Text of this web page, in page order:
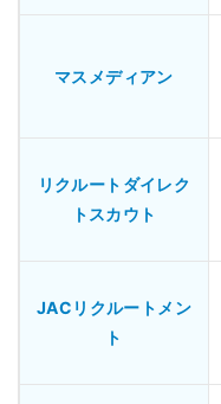
マスメディアン
リクルートダイレク
トスカウト
JACリクルートメン
ト